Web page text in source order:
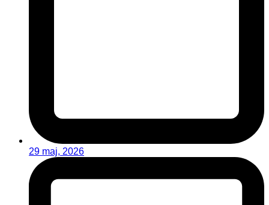
29 maj, 2026